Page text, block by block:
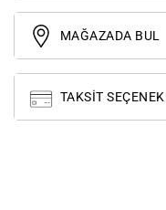
MAĞAZADA BUL
TAKSIT